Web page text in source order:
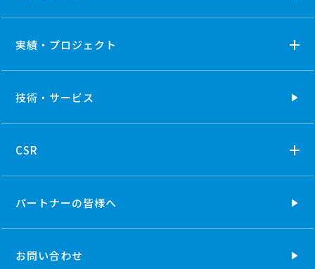
実績・プロジェクト
技術・ サービス
CSR
パートナーの皆様へ
お問い合わせ